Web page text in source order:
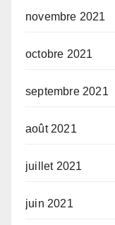
novembre 2021
octobre 2021
septembre 2021
août 2021
juillet 2021
juin 2021